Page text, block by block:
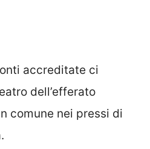
accreditate ci
dell’efferato
comune nei pressi di